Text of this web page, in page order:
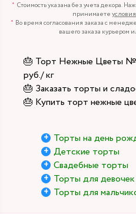
Стоимость указана без учета декора.
принимаете
Во время согласования заказа с
вашего заказа курьером
🎂 Торт Нежные Цветы
руб./ кг
🎂 Заказать торты и
🎂 Купить торт нежные
Торты на день
Детские торты
Свадебные торты
Торты для девочек
Торты для